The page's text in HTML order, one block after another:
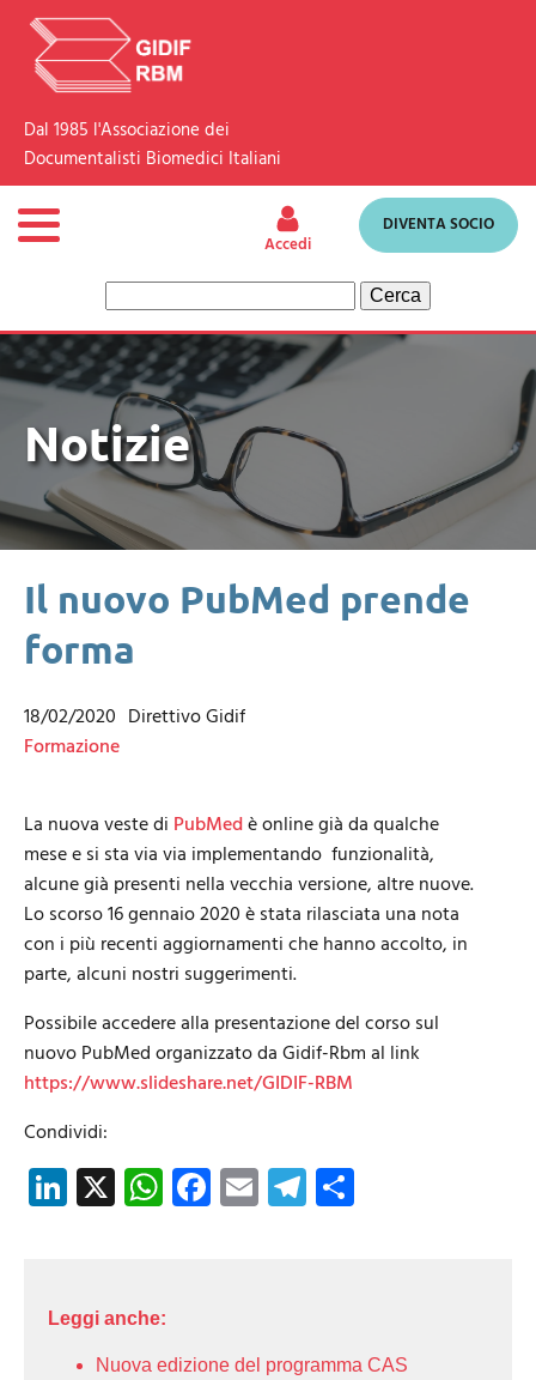
Dal 1985 l'Associazione dei
Documentalisti Biomedici Italiani
Accedi
DIVENTA SOCIO
per:
Notizie
Il nuovo PubMed prende
forma
18/02/2020 Direttivo Gidif
Formazione
La nuova veste di PubMedè online già da qualche
mese e si sta via via implementando funzionalità,
alcune già presenti nella vecchia versione, altre nuove.
Lo scorso 16 gennaio 2020 è stata rilasciata una nota
con i più recenti aggiornamenti che hanno accolto, in
parte, alcuni nostri suggerimenti.
Possibile accedere alla presentazione del corso sul
nuovo PubMed organizzato da Gidif-Rbm al link
https://www.slideshare.net/GIDIF-RBM
Condividi:
LinkedIn
X WhatsApp
Facebook
EmailTelegram
Leggi anche:
Nuova edizione del programma CAS